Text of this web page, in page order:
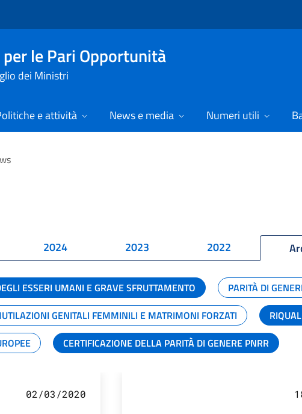
le Pari Opportunità
dei Ministri
e attività News e media Numeri utili
2024 2023 2022
ESSERI UMANI E GRAVE SFRUTTAMENTO PARITÀ DI
GENITALI FEMMINILI E MATRIMONI FORZATI
CERTIFICAZIONE DELLA PARITÀ DI GENERE PNRR
02/03/2020